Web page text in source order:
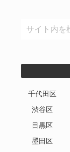
千代田区
渋谷区
目黒区
墨田区